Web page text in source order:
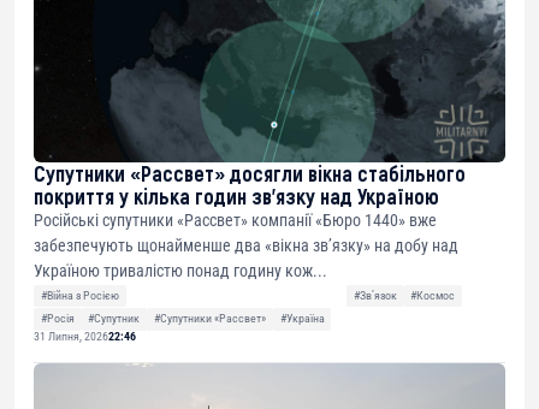
Супутники «Рассвет» досягли вікна стабільного
покриття у кілька годин зв’язку над Україною
Російські супутники «Рассвет» компанії «Бюро 1440» вже
забезпечують щонайменше два «вікна зв’язку» на добу над
Україною тривалістю понад годину кож...
#Війна з Росією #Звʼязок
#Космос
#Росія
#Супутник #Супутники «Рассвет»
#Україна
31 Липня, 202622:46